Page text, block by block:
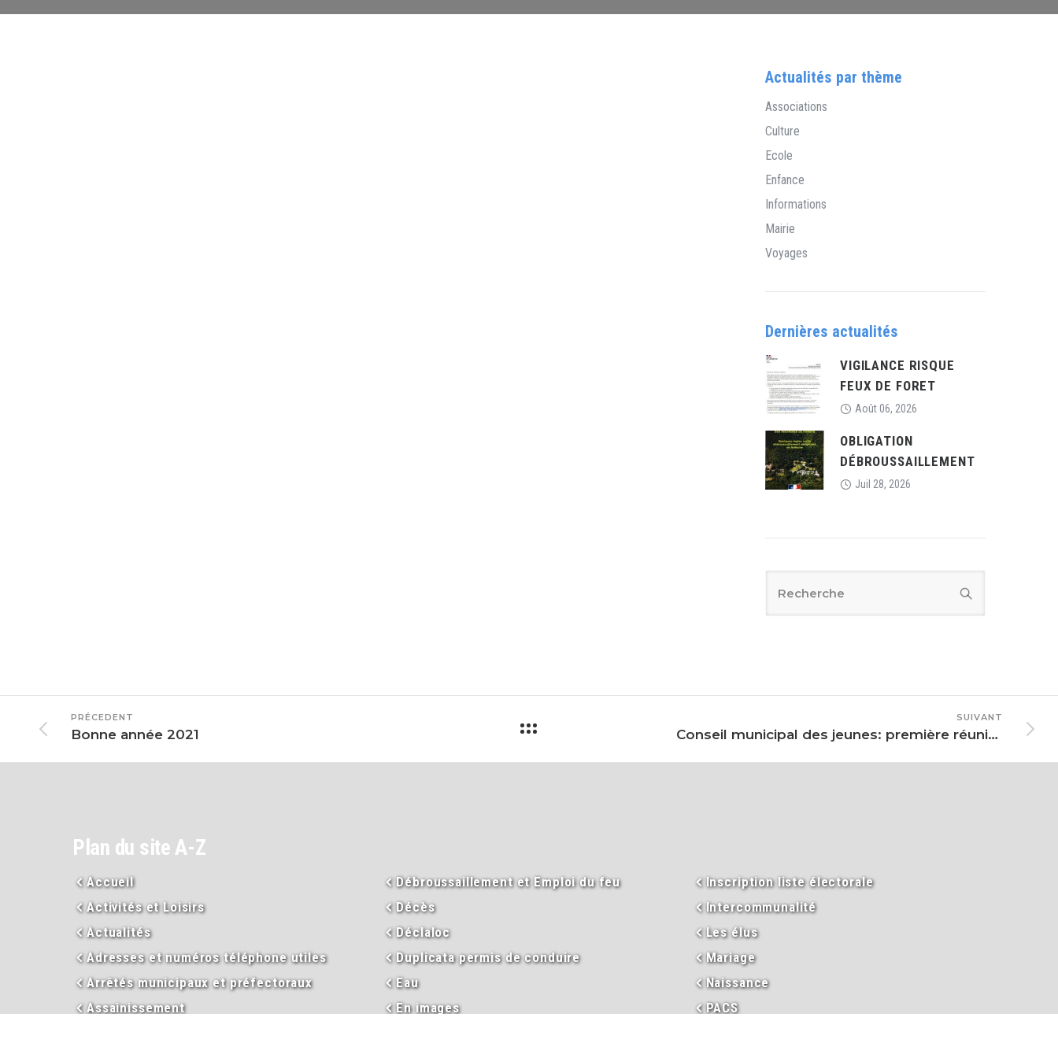
Actualités par thème
Associations
Culture
Ecole
Enfance
Informations
Mairie
Voyages
Dernières actualités
VIGILANCE RISQUE
FEUX DE FORET
Août 06, 2026
OBLIGATION
DÉBROUSSAILLEMENT
Juil 28, 2026
PRÉCEDENT
Bonne année 2021
SUIVANT
Conseil municipal des jeunes: première réunion pour la solidarité
Plan du site A-Z
Accueil
Activités et Loisirs
Actualités
Adresses et numéros téléphone utiles
Arrêtés municipaux et préfectoraux
Assainissement
Débroussaillement et Emploi du feu
Décès
Déclaloc
Duplicata permis de conduire
Eau
En images
Inscription liste électorale
Intercommunalité
Les élus
Mariage
Naissance
PACS